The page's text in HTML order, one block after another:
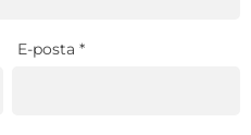
E-posta*